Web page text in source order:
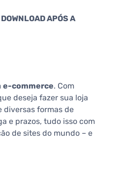
APÓS A
e-commerce. Com
deseja fazer sua loja
diversas formas de
e prazos, tudo isso com
de sites do mundo – e